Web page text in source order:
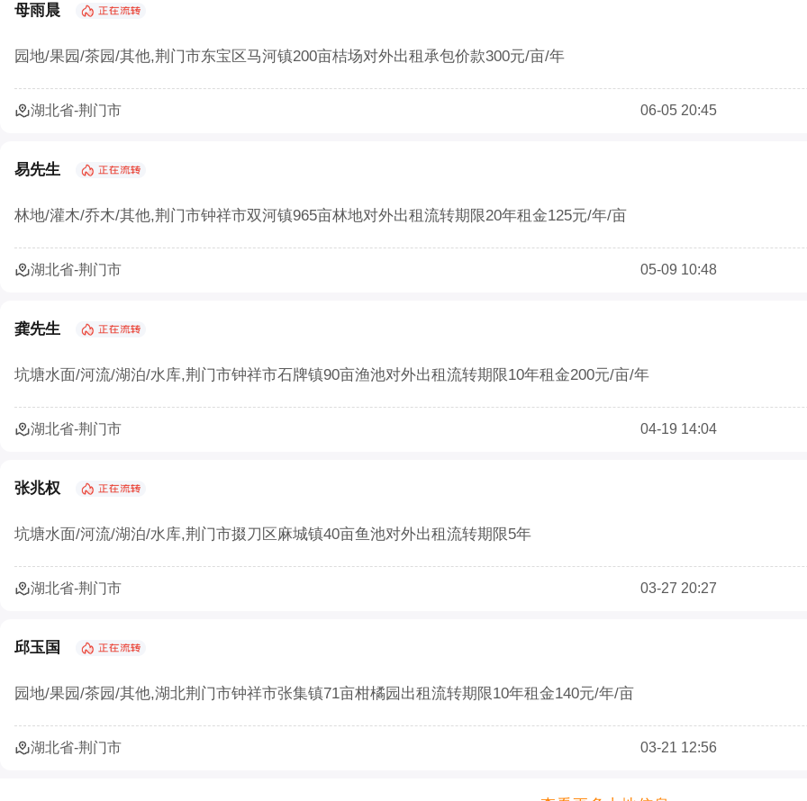
母雨晨
园地/果园/茶园/其他,荆门市东宝区马河镇200亩桔场对外出租承包价款300元/亩/年
湖北省-荆门市 06-05 20:45
易先生
林地/灌木/乔木/其他,荆门市钟祥市双河镇965亩林地对外出租流转期限20年租金125元/年/亩
湖北省-荆门市 05-09 10:48
龚先生
坑塘水面/河流/湖泊/水库,荆门市钟祥市石牌镇90亩渔池对外出租流转期限10年租金200元/亩/年
湖北省-荆门市 04-19 14:04
张兆权
坑塘水面/河流/湖泊/水库,荆门市掇刀区麻城镇40亩鱼池对外出租流转期限5年
湖北省-荆门市 03-27 20:27
邱玉国
园地/果园/茶园/其他,湖北荆门市钟祥市张集镇71亩柑橘园出租流转期限10年租金140元/年/亩
湖北省-荆门市 03-21 12:56